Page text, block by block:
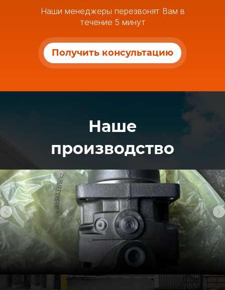
Наши менеджеры перезвонят Вам в
течение 5 минут
Получить консультацию
Наше
производство